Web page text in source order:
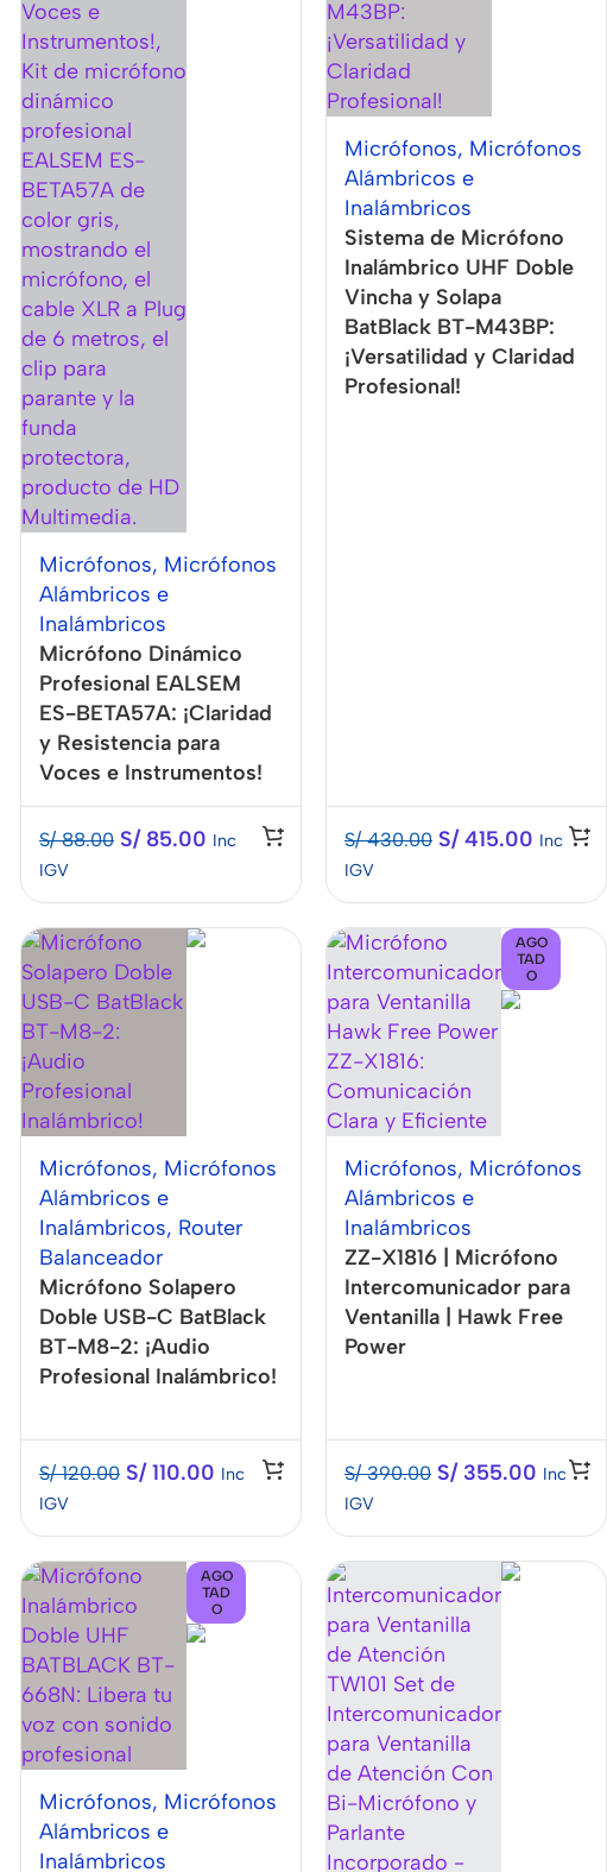
Micrófonos, Micrófonos
Alámbricos e
Inalámbricos
Micrófono Dinámico
Profesional EALSEM
ES-BETA57A: ¡Claridad
y Resistencia para
Voces e Instrumentos!
S/88.00 S/85.00 Inc
IGV
Micrófonos, Micrófonos
Alámbricos e
Inalámbricos
Sistema de Micrófono
Inalámbrico UHF Doble
Vincha y Solapa
BatBlack BT-M43BP:
¡Versatilidad y Claridad
Profesional!
S/430.00 S/415.00 Inc
IGV
Micrófonos, Micrófonos
Alámbricos e
Inalámbricos, Router
Balanceador
Micrófono Solapero
Doble USB-C BatBlack
BT-M8-2: ¡Audio
Profesional Inalámbrico!
S/120.00 S/110.00 Inc
IGV
AGO
TAD
O
Micrófonos, Micrófonos
Alámbricos e
Inalámbricos
ZZ-X1816 | Micrófono
Intercomunicador para
Ventanilla | Hawk Free
Power
S/390.00 S/355.00 Inc
IGV
AGO
TAD
O
Micrófonos, Micrófonos
Alámbricos e
Inalámbricos